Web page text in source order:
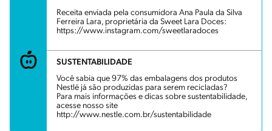
Receita enviada pela consumidora Ana Paula da Silva
Ferreira Lara, proprietária da Sweet Lara Doces:
https://www.instagram.com/sweetlaradoces
SUSTENTABILIDADE
Você sabia que 97% das embalagens dos produtos
Nestlé já são produzidas para serem recicladas?
Para mais informações e dicas sobre sustentabilidade,
acesse nosso site
http://www.nestle.com.br/sustentabilidade